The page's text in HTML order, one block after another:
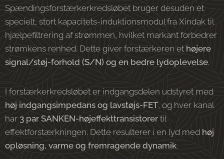
Spændingsforstærkerkredsløbet bruger desuden et
specielt, stort kapacitets-induktionsmodul fra Xindak til
hjælpefiltrering af strømmen, hvilket markant forbedrer
strømkens renhed. Dette giver forstærkeren ethøjere
signal/støj-forhold (S/N) og en bedre lydoplevelse.
I forstærkerkredsløbet er indgangsdelen udstyret med
høj indgangsimpedans og lavstøjs-FET, og hver kanal
har3 par SANKEN-højeffekttransistorertil
effektforstærkningen. Dette resulterer i en lyd med høj
opløsning, varme og fremragende dynamik.